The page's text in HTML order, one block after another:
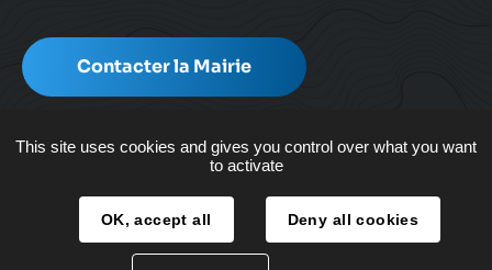
Contacter la Mairie
Plan de site
Mentions légales
This site uses cookies and gives you control over what you want
to activate
OK, accept all Deny all cookies